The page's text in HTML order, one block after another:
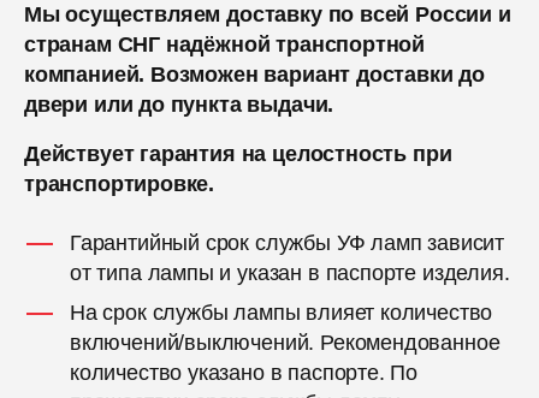
Мы осуществляем доставку по всей России и
странам СНГ надёжной транспортной
компанией. Возможен вариант доставки до
двери или до пункта выдачи.
Действует гарантия на целостность при
транспортировке.
Гарантийный срок службы УФ ламп зависит
от типа лампы и указан в паспорте изделия.
На срок службы лампы влияет количество
включений/выключений. Рекомендованное
количество указано в паспорте. По